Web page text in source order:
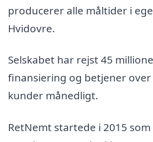
producerer alle måltider i
Hvidovre.
Selskabet har rejst 45
finansiering og betjener over
kunder månedligt.
RetNemt startede i 2015